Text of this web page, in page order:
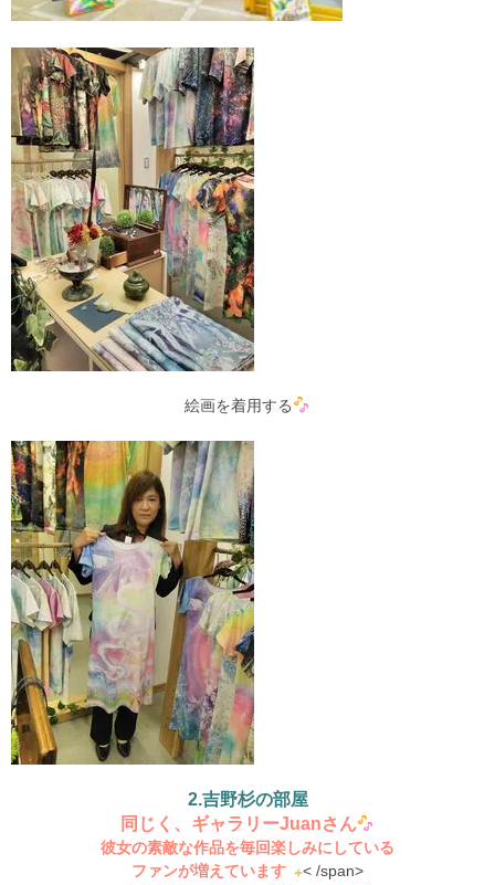
絵画を着用する
2.吉野杉の部屋
同じく、ギャラリーJuanさん
彼女の素敵な作品を毎回楽しみにしている
ファンが増えています
< /span>